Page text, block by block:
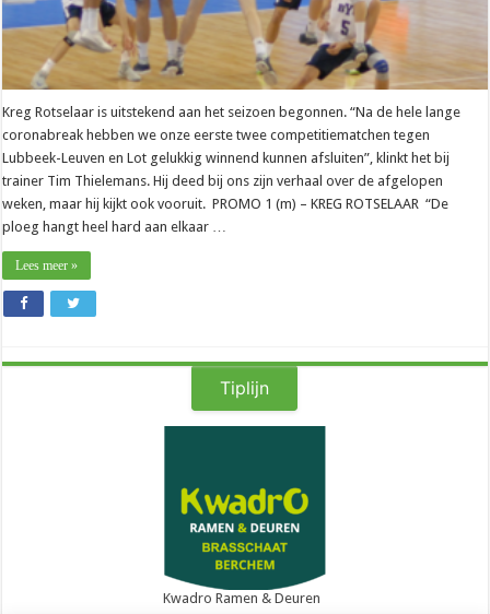
Kreg Rotselaar is uitstekend aan het seizoen begonnen. “Na de hele lange
coronabreak hebben we onze eerste twee competitiematchen tegen
Lubbeek-Leuven en Lot gelukkig winnend kunnen afsluiten”, klinkt het bij
trainer Tim Thielemans. Hij deed bij ons zijn verhaal over de afgelopen
weken, maar hij kijkt ook vooruit. PROMO 1 (m) – KREG ROTSELAAR “De
ploeg hangt heel hard aan elkaar …
Lees meer »
Tiplijn
Kwadro Ramen & Deuren